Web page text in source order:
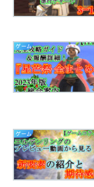
ゲーム
ゲーム